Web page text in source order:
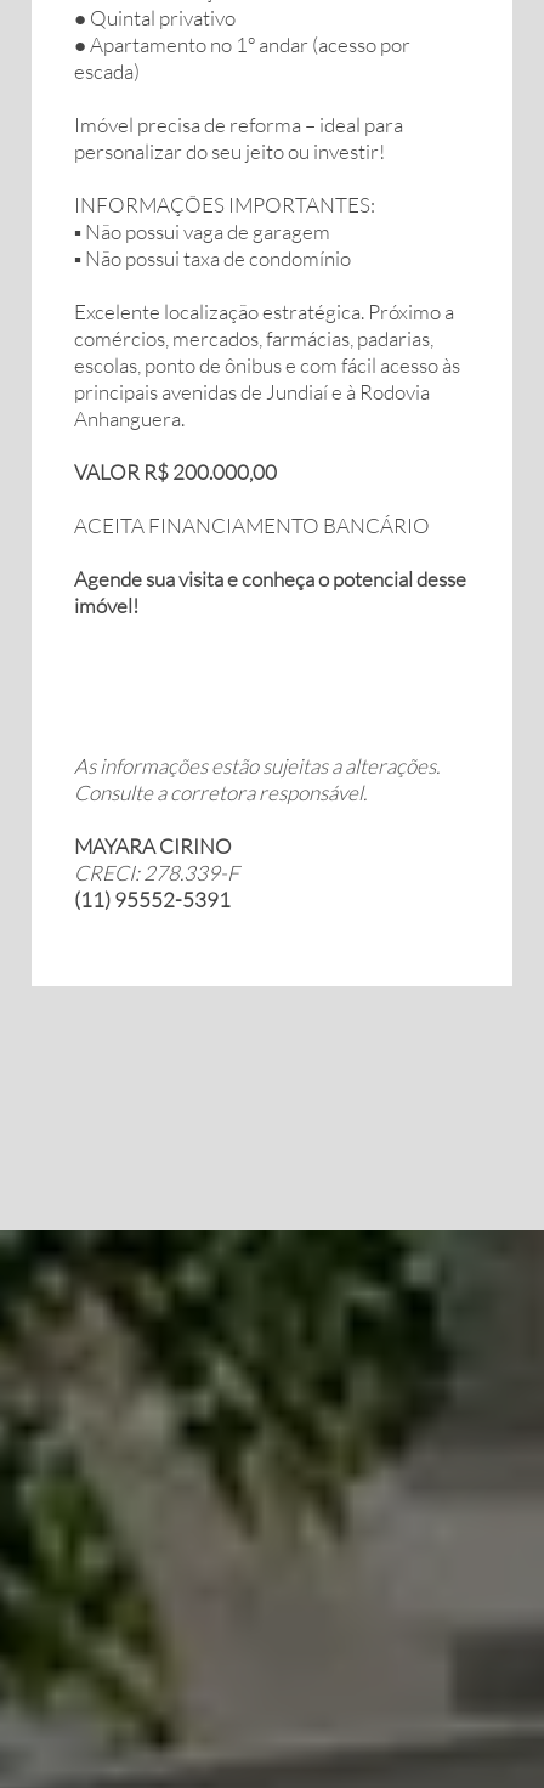
● Quintal privativo
● Apartamento no 1º andar (acesso por
escada)
Imóvel precisa de reforma – ideal para
personalizar do seu jeito ou investir!
INFORMAÇÕES IMPORTANTES:
▪︎ Não possui vaga de garagem
▪︎ Não possui taxa de condomínio
Excelente localização estratégica. Próximo a
comércios, mercados, farmácias, padarias,
escolas, ponto de ônibus e com fácil acesso às
principais avenidas de Jundiaí e à Rodovia
Anhanguera.
VALOR R$ 200.000,00
ACEITA FINANCIAMENTO BANCÁRIO
Agende sua visita e conheça o potencial desse
imóvel!
As informações estão sujeitas a alterações.
Consulte a corretora responsável.
MAYARA CIRINO
CRECI: 278.339-F
(11) 95552-5391